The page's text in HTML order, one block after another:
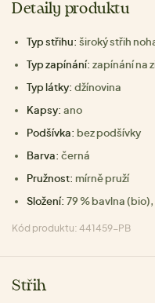
Detaily produktu
Typ střihu: široký střih
Typ zapínání: zapínání na
Typ látky: džínovina
Kapsy: ano
Podšívka: bez podšívky
Barva: černá
Pružnost: mírně pruží
Složení: 79 % bavlna
Kód produktu: 441459-PB
Střih